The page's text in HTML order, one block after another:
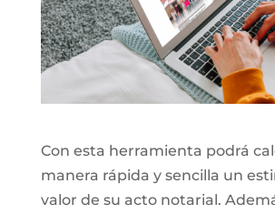
Con esta herramienta podrá
manera rápida y sencilla un
valor de su acto notarial.